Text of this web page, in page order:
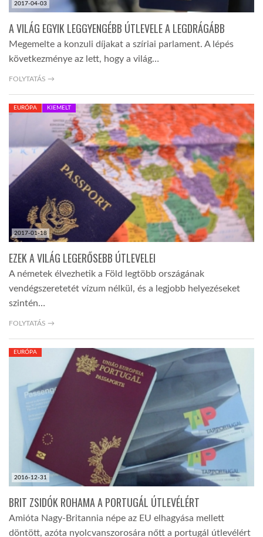
2017-04-03
A VILÁG EGYIK LEGGYENGÉBB ÚTLEVELE A LEGDRÁGÁBB
Megemelte a konzuli díjakat a szíriai parlament. A lépés
következménye az lett, hogy a világ…
FOLYTATÁS →
2017-01-18
EURÓPA KIEMELT
EZEK A VILÁG LEGERŐSEBB ÚTLEVELEI
A németek élvezhetik a Föld legtöbb országának
vendégszeretetét vízum nélkül, és a legjobb helyezéseket
szintén…
FOLYTATÁS →
2016-12-31
EURÓPA
BRIT ZSIDÓK ROHAMA A PORTUGÁL ÚTLEVÉLÉRT
Amióta Nagy-Britannia népe az EU elhagyása mellett
döntött, azóta nyolcvanszorosára nőtt a portugál útlevélért